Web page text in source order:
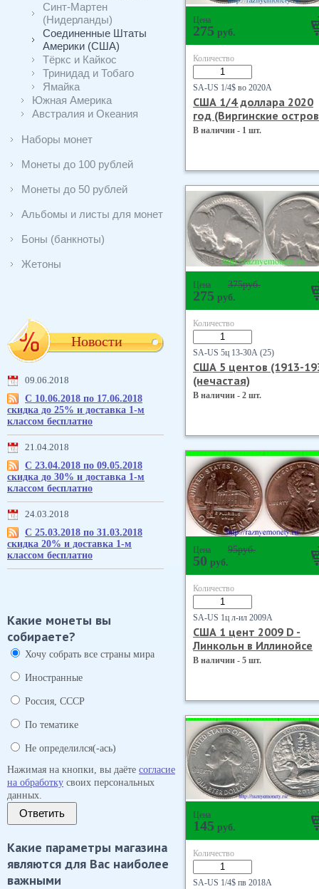
Синт-Мартен
(Нидерланды)
Соединенные Штаты
Америки (США)
Тёркс и Кайкос
Тринидад и Тобаго
Ямайка
Южная Америка
Австралия и Океания
Наборы монет
Монеты до 100 рублей
Монеты до 50 рублей
Альбомы и листы для монет
Боны (банкноты)
Жетоны
Новости
09.06.2018
С 10.06.2018 по 17.06.2018
скидка до 25% и доставка 1-м
классом бесплатно
21.04.2018
С 23.04.2018 по 09.05.2018
скидка до 30% и доставка 1-м
классом бесплатно
24.03.2018
С 25.03.2018 по 31.03.2018
скидка 20% и доставка 1-м
классом бесплатно
Какие монеты вы
собираете?
Хочу собрать все страны мира
Иностранные
Россия, СССР
По тематике
Не определился(-ась)
Нажимая на кнопки, вы даёте согласие
на обработку своих персональных
данных.
Ответить
Какие параметры магазина
являются для Вас наиболее
важными
Цена
275 руб.
Количество
SA-US 1/4$ во 2020А
США 1/4 доллара 2020
год (Виргинские
В наличии - 1 шт.
Цена 375руб.
275 руб.
Количество
SA-US 5ц 13-30А (25)
США 5 центов (1913-
(нечастая)
В наличии - 2 шт.
Цена 95руб.
50 руб.
Количество
SA-US 1ц л-ил 2009А
США 1 цент 2009 D -
Линкольн в Иллинойсе
В наличии - 5 шт.
Цена
145 руб.
Количество
SA-US 1/4$ пв 2018А